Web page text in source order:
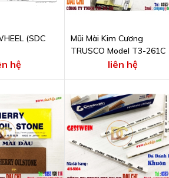
(SDC
hệ
Mũi Mài Kim Cương
TRUSCO Model T3-261C
liên hệ